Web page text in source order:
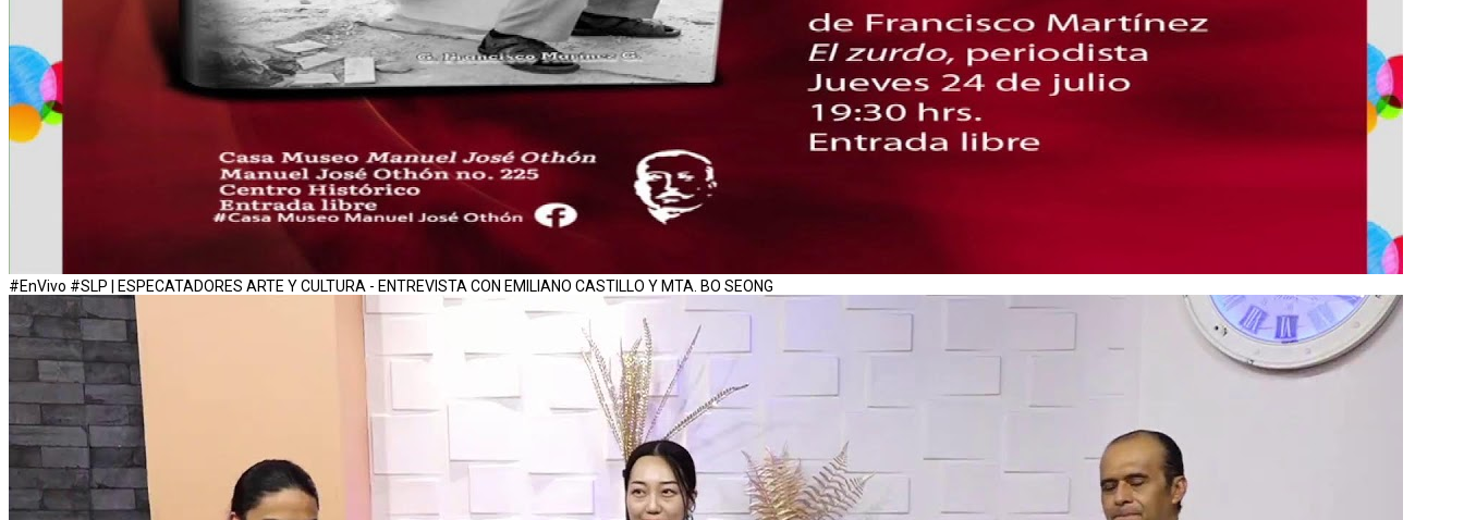
#EnVivo #SLP | ESPECATADORES ARTE Y CULTURA - ENTREVISTA CON EMILIANO CASTILLO Y MTA. BO SEONG